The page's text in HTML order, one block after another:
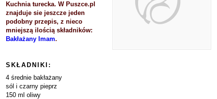
Kuchnia turecka. W Puszce.pl
znajduje sie jeszcze jeden
podobny przepis, z nieco
mniejszą ilością składników:
Bakłażany Imam.
SKŁADNIKI:
4 średnie bakłażany
sól i czarny pieprz
150 ml oliwy